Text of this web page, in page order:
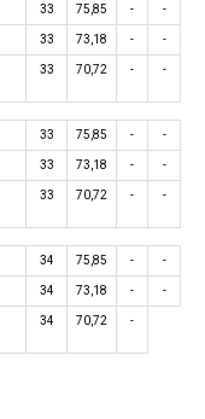
33 75,85 - -
33 73,18 - -
33 70,72 - -
33 75,85 - -
33 73,18 - -
33 70,72 - -
34 75,85 - -
34 73,18 - -
34 70,72 -